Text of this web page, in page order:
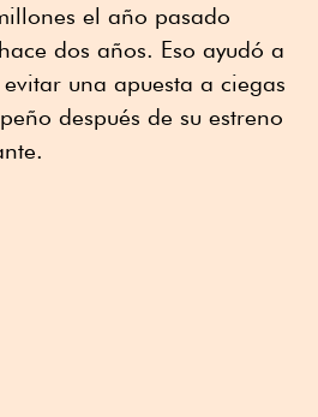
el año pasado
dos años. Eso ayudó a
una apuesta a ciegas
después de su estreno